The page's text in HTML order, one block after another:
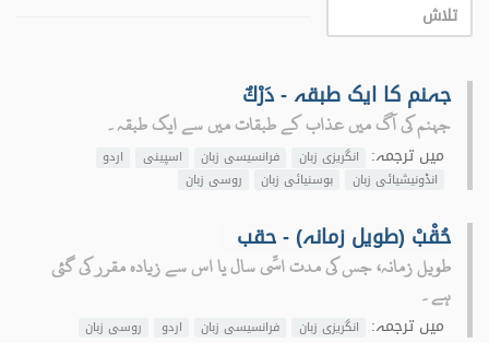
جہنم کا ایک طبقہ - دَرْكٌ
جہنم کی آگ میں عذاب کے طبقات میں سے ایک طبقہ۔
میں ترجمہ: انگریزی زبان فرانسیسی زبان اسپینی
اردو
انڈونیشیائی زبان
بوسنیائی زبان روسی زبان
حُقْبْ (طویل زمانہ) - حقب
طویل زمانہ، جس کی مدت اسِّی سال یا اس سے زیادہ مقرر کی گئی
ہے۔
میں ترجمہ: انگریزی زبان فرانسیسی زبان اردو روسی زبان